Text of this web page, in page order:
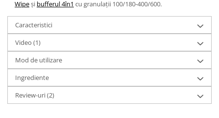
Wipeși bufferul 4în1 cu granulații 100/180-400/600.
Caracteristici
Video (1)
Mod de utilizare
Ingrediente
Review-uri(2)